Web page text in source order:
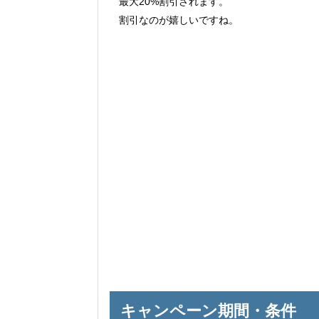
割引なのが嬉しいですね。
キャンペーン期間・条件